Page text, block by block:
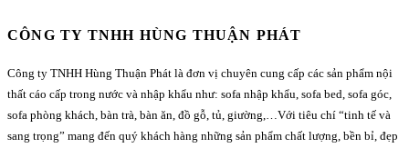
CÔNG TY TNHH HÙNG THUẬN PHÁT
Công ty TNHH Hùng Thuận Phát là đơn vị chuyên cung cấp các sản phẩm nội
thất cáo cấp trong nước và nhập khẩu như: sofa nhập khẩu, sofa bed, sofa góc,
sofa phòng khách, bàn trà, bàn ăn, đồ gỗ, tủ, giường,…Với tiêu chí “tinh tế và
sang trọng” mang đến quý khách hàng những sản phẩm chất lượng, bền bỉ, đẹp